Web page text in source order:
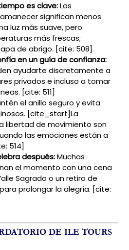
es clave:Las
significan menos
luz más suave, pero
más frescas;
de abrigo. [cite: 508]
en un guía de confianza:
ayudarte discretamente a
privados e incluso a tomar
[cite: 511]
el anillo seguro y evita
[cite_start]La
libertad de movimiento son
las emociones están a
514]
después:Muchas
el momento con una cena
Sagrado o un retiro de
prolongar la alegría. [cite:
DE ILE TOURS